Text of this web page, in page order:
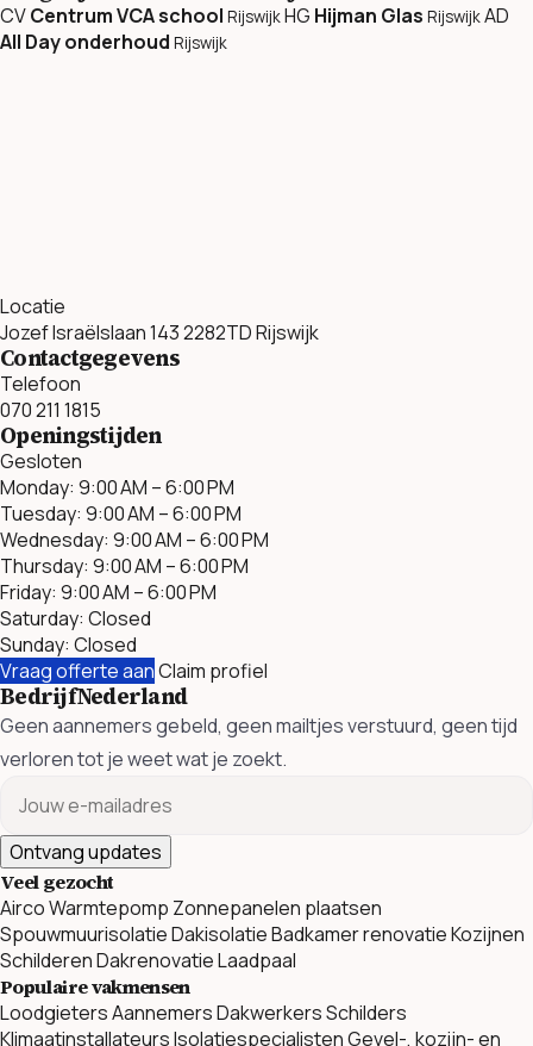
CVCentrum VCA school RijswijkHG Hijman Glas RijswijkAD
All Day onderhoud Rijswijk
Locatie
Jozef Israëlslaan 143 2282TD Rijswijk
Contactgegevens
Telefoon
070 211 1815
Openingstijden
Gesloten
Monday: 9:00 AM – 6:00 PM
Tuesday: 9:00 AM – 6:00 PM
Wednesday: 9:00 AM – 6:00 PM
Thursday: 9:00 AM – 6:00 PM
Friday: 9:00 AM – 6:00 PM
Saturday: Closed
Sunday: Closed
Vraag offerte aanClaim profiel
BedrijfNederland
Geen aannemers gebeld, geen mailtjes verstuurd, geen tijd
verloren tot je weet wat je zoekt.
Ontvang updates
Veel gezocht
AircoWarmtepomp Zonnepanelen plaatsen
SpouwmuurisolatieDakisolatieBadkamer renovatieKozijnen
SchilderenDakrenovatieLaadpaal
Populaire vakmensen
LoodgietersAannemersDakwerkersSchilders
KlimaatinstallateursIsolatiespecialistenGevel-, kozijn- en